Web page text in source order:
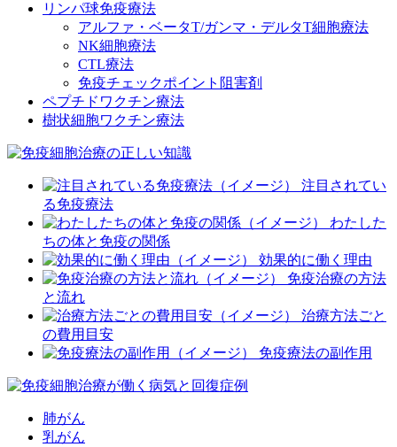
リンパ球免疫療法
アルファ・ベータT/ガンマ・デルタT細胞療法
NK細胞療法
CTL療法
免疫チェックポイント阻害剤
ペプチドワクチン療法
樹状細胞ワクチン療法
注目されてい
る免疫療法
わたした
ちの体と免疫の関係
効果的に働く理由
免疫治療の方法
と流れ
治療方法ごと
の費用目安
免疫療法の副作用
肺がん
乳がん